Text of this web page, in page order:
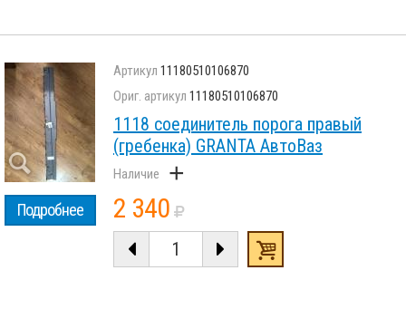
Подробнее
11180510106870
11180510106870
1118 соединитель порога правый
(гребенка) GRANTA АвтоВаз
+
2 340